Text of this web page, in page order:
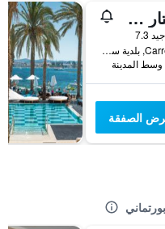
كورال ستار هوتل
جيد 7.3
Carrer Es Calo, 87, بلدية سان أنطوني دي بورتماني, إيبيزا, أسبانيا
الصفقة